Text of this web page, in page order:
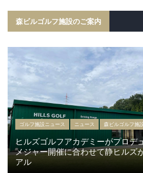
森ビルゴルフ施設のご案内
ゴルフ施設ニュース ニュース 森ビルゴルフ施
ヒルズゴルフアカデミーがプロデ
メジャー開催に合わせて静ヒルズ
アル